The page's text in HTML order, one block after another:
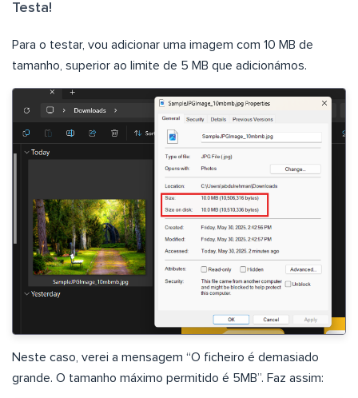
Testa!
Para o testar, vou adicionar uma imagem com 10 MB de
tamanho, superior ao limite de 5 MB que adicionámos.
Neste caso, verei a mensagem “O ficheiro é demasiado
grande. O tamanho máximo permitido é 5MB”. Faz assim: